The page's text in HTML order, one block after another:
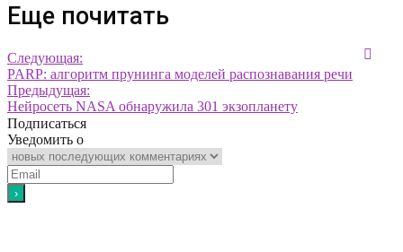
Еще почитать
Следующая:
PARP: алгоритм прунинга моделей распознавания речи
Предыдущая:
Нейросеть NASA обнаружила 301 экзопланету
Подписаться
Уведомить о